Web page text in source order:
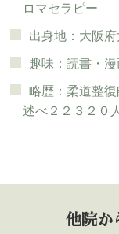
ロマセラピー
出身地：大阪
趣味：読書・
略歴：柔道整
述べ２２３２０
他院か